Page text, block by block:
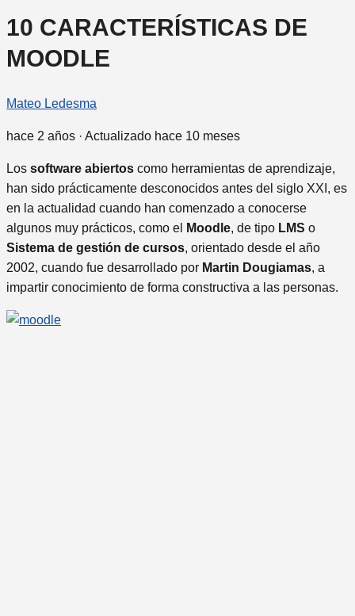
10 CARACTERÍSTICAS DE
MOODLE
Mateo Ledesma
hace 2 años · Actualizado hace 10 meses
Los software abiertos como herramientas de aprendizaje,
han sido prácticamente desconocidos antes del siglo XXI, es
en la actualidad cuando han comenzado a conocerse
algunos muy prácticos, como el
Moodle, de tipo LMS o
Sistema de gestión de cursos, orientado desde el año
2002, cuando fue desarrollado por Martin Dougiamas, a
impartir conocimiento de forma constructiva a las personas.